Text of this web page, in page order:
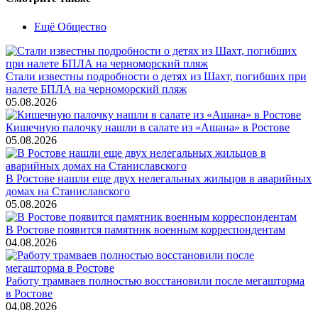
Ещё Общество
Стали известны подробности о детях из Шахт, погибших при
налете БПЛА на черноморский пляж
05.08.2026
Кишечную палочку нашли в салате из «Ашана» в Ростове
05.08.2026
В Ростове нашли еще двух нелегальных жильцов в аварийных
домах на Станиславского
05.08.2026
В Ростове появится памятник военным корреспондентам
04.08.2026
Работу трамваев полностью восстановили после мегашторма
в Ростове
04.08.2026